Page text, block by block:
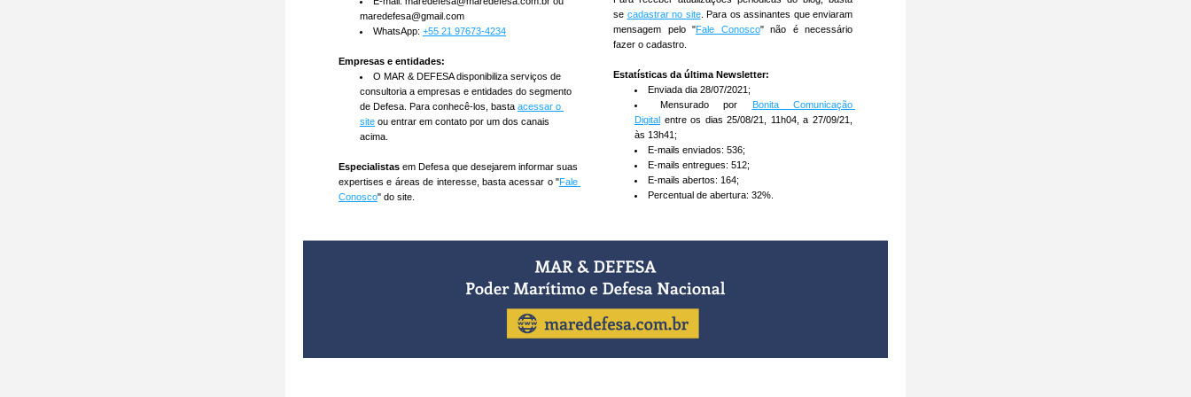
maredefesa@gmail.com
WhatsApp: +55 21 97673-4234
Empresas e entidades:
O MAR & DEFESA disponibiliza serviços de
consultoria a empresas e entidades do segmento
de Defesa. Para conhecê-los, basta acessar o
site ou entrar em contato por um dos canais
acima.
Especialistas em Defesa que desejarem informar suas
expertises e áreas de interesse, basta acessar o "Fale
Conosco" do site.
se cadastrar no site. Para os assinantes que enviaram
mensagem pelo "Fale Conosco" não é necessário
fazer o cadastro.
Estatísticas da última Newsletter:
Enviada dia 28/07/2021;
Mensurado por
Bonita Comunicação
Digital entre os dias 25/08/21, 11h04, a 27/09/21,
às 13h41;
E-mails enviados: 536;
E-mails entregues: 512;
E-mails abertos: 164;
Percentual de abertura: 32%.